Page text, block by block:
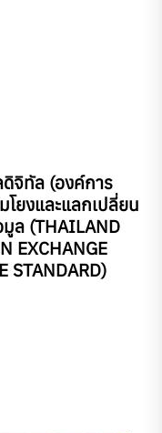
จิทัล (องค์การ
โยงและแลกเปลี่ยน
ล (THAILAND
EXCHANGE
STANDARD)